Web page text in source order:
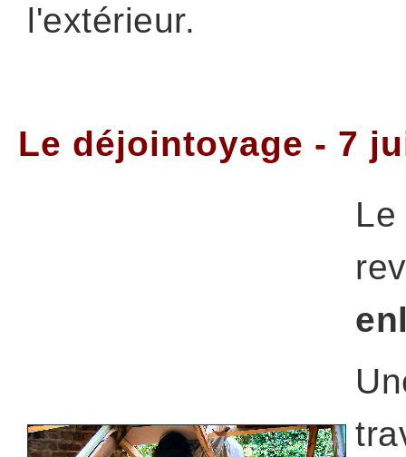
l'extérieur.
Le déjointoyage - 7